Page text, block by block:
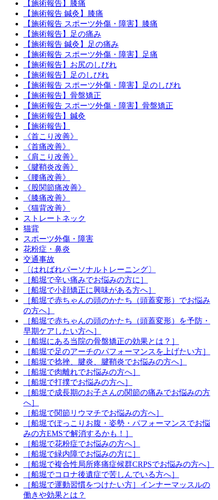
【施術報告】膝痛
【施術報告 鍼灸】膝痛
【施術報告 スポーツ外傷・障害】膝痛
【施術報告】足の痛み
【施術報告 鍼灸】足の痛み
【施術報告 スポーツ外傷・障害】足痛
【施術報告】お尻のしびれ
【施術報告】足のしびれ
【施術報告 スポーツ外傷・障害】足のしびれ
【施術報告】骨盤矯正
【施術報告 スポーツ外傷・障害】骨盤矯正
【施術報告】鍼灸
【施術報告】
《首こり改善》
《首痛改善》
《肩こり改善》
《腱鞘炎改善》
《腰痛改善》
《股関節痛改善》
《膝痛改善》
《猫背改善》
ストレートネック
猫背
スポーツ外傷・障害
花粉症・鼻炎
交通事故
〔はればれパーソナルトレーニング〕
［船堀で辛い痛みでお悩みの方に］
［船堀で小顔矯正に興味がある方へ］
［船堀で赤ちゃんの頭のかたち（頭蓋変形）でお悩み
の方へ］
［船堀で赤ちゃんの頭のかたち（頭蓋変形）を予防・
早期ケアしたい方へ］
［船堀にある当院の骨盤矯正の効果とは？］
［船堀で足のアーチのパフォーマンスを上げたい方］
［船堀で捻挫、腱炎、腱鞘炎でお悩みの方へ］
［船堀で肉離れでお悩みの方へ］
［船堀で打撲でお悩みの方へ］
［船堀で成長期のお子さんの関節の痛みでお悩みの方
へ］
［船堀で関節リウマチでお悩みの方へ］
［船堀でぽっこりお腹・姿勢・パフォーマンスでお悩
みの方EMSで解消するかも！］
［船堀で花粉症でお悩みの方へ］
［船堀で緑内障でお悩みの方に］
［船堀で複合性局所疼痛症候群CRPSでお悩みの方へ］
［船堀でコロナ後遺症で苦しんでいる方へ］
［船堀で運動習慣をつけたい方］インナーマッスルの
働きや効果とは？